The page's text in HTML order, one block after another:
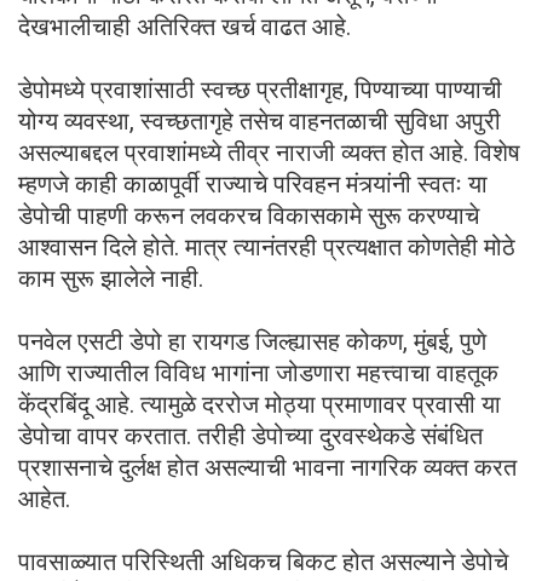
देखभालीचाही अतिरिक्त खर्च वाढत आहे.
डेपोमध्ये प्रवाशांसाठी स्वच्छ प्रतीक्षागृह, पिण्याच्या पाण्याची
योग्य व्यवस्था, स्वच्छतागृहे तसेच वाहनतळाची सुविधा अपुरी
असल्याबद्दल प्रवाशांमध्ये तीव्र नाराजी व्यक्त होत आहे. विशेष
म्हणजे काही काळापूर्वी राज्याचे परिवहन मंत्र्यांनी स्वतः या
डेपोची पाहणी करून लवकरच विकासकामे सुरू करण्याचे
आश्वासन दिले होते. मात्र त्यानंतरही प्रत्यक्षात कोणतेही मोठे
काम सुरू झालेले नाही.
पनवेल एसटी डेपो हा रायगड जिल्ह्यासह कोकण, मुंबई, पुणे
आणि राज्यातील विविध भागांना जोडणारा महत्त्वाचा वाहतूक
केंद्रबिंदू आहे. त्यामुळे दररोज मोठ्या प्रमाणावर प्रवासी या
डेपोचा वापर करतात. तरीही डेपोच्या दुरवस्थेकडे संबंधित
प्रशासनाचे दुर्लक्ष होत असल्याची भावना नागरिक व्यक्त करत
आहेत.
पावसाळ्यात परिस्थिती अधिकच बिकट होत असल्याने डेपोचे